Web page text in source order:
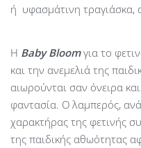
ή υφασμάτινη τραγιάσκα,
Η Baby Bloom για το
και την ανεμελιά της
αιωρούνται σαν όνειρα
φαντασία. Ο λαμπερός,
χαρακτήρας της φετινής
της παιδικής αθωότητας